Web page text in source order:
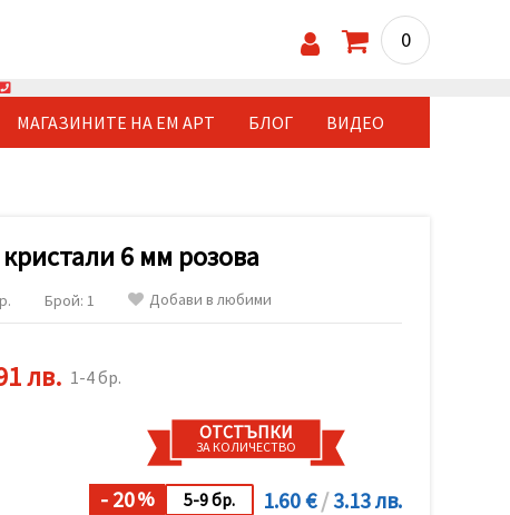
0
МАГАЗИНИТЕ НА ЕМ АРТ БЛОГ ВИДЕО
6 мм розова
Брой: 1 Добави в любими
лв. 1-4 бр.
ОТСТЪПКИ
ЗА КОЛИЧЕСТВО
- 20% 5-9 бр. 1.60 €/3.13 лв.